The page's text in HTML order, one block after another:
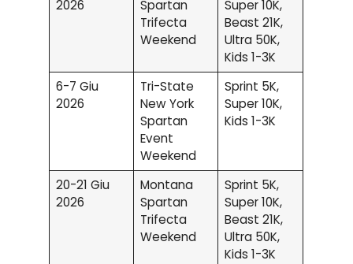
2026
Spartan
Trifecta
Weekend
Super 10K,
Beast 21K,
Ultra 50K,
Kids 1-3K
6-7 Giu
2026
Tri-State
New York
Spartan
Event
Weekend
Sprint 5K,
Super 10K,
Kids 1-3K
20-21 Giu
2026
Montana
Spartan
Trifecta
Weekend
Sprint 5K,
Super 10K,
Beast 21K,
Ultra 50K,
Kids 1-3K